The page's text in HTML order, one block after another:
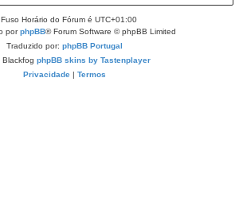
Horário do Fórum é UTC+01:00
porphpBB® Forum Software © phpBB Limited
Traduzido por: phpBB Portugal
Blackfog phpBB skins by Tastenplayer
Privacidade | Termos